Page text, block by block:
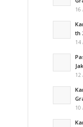
16
th
14
12
10